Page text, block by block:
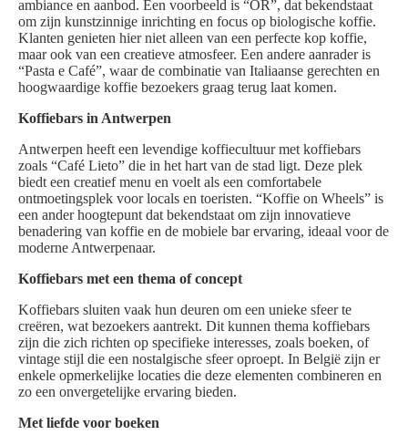
ambiance en aanbod. Een voorbeeld is “OR”, dat bekendstaat
om zijn kunstzinnige inrichting en focus op biologische koffie.
Klanten genieten hier niet alleen van een perfecte kop koffie,
maar ook van een creatieve atmosfeer. Een andere aanrader is
“Pasta e Café”, waar de combinatie van Italiaanse gerechten en
hoogwaardige koffie bezoekers graag terug laat komen.
Koffiebars in Antwerpen
Antwerpen heeft een levendige koffiecultuur met koffiebars
zoals “Café Lieto” die in het hart van de stad ligt. Deze plek
biedt een creatief menu en voelt als een comfortabele
ontmoetingsplek voor locals en toeristen. “Koffie on Wheels” is
een ander hoogtepunt dat bekendstaat om zijn innovatieve
benadering van koffie en de mobiele bar ervaring, ideaal voor de
moderne Antwerpenaar.
Koffiebars met een thema of concept
Koffiebars sluiten vaak hun deuren om een unieke sfeer te
creëren, wat bezoekers aantrekt. Dit kunnen thema koffiebars
zijn die zich richten op specifieke interesses, zoals boeken, of
vintage stijl die een nostalgische sfeer oproept. In België zijn er
enkele opmerkelijke locaties die deze elementen combineren en
zo een onvergetelijke ervaring bieden.
Met liefde voor boeken